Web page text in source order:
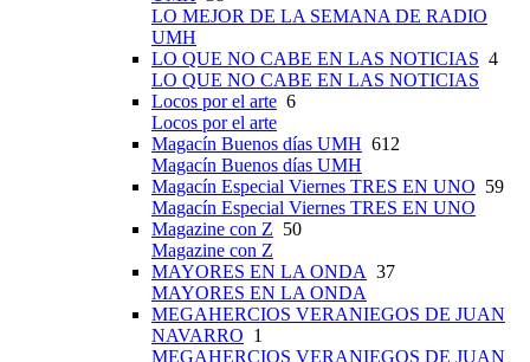
LO MEJOR DE LA SEMANA DE RADIO
UMH
LO QUE NO CABE EN LAS NOTICIAS 4
LO QUE NO CABE EN LAS NOTICIAS
Locos por el arte 6
Locos por el arte
Magacín Buenos días UMH 612
Magacín Buenos días UMH
Magacín Especial Viernes TRES EN UNO 59
Magacín Especial Viernes TRES EN UNO
Magazine con Z 50
Magazine con Z
MAYORES EN LA ONDA 37
MAYORES EN LA ONDA
MEGAHERCIOS VERANIEGOS DE JUAN
NAVARRO 1
MEGAHERCIOS VERANIEGOS DE JUAN